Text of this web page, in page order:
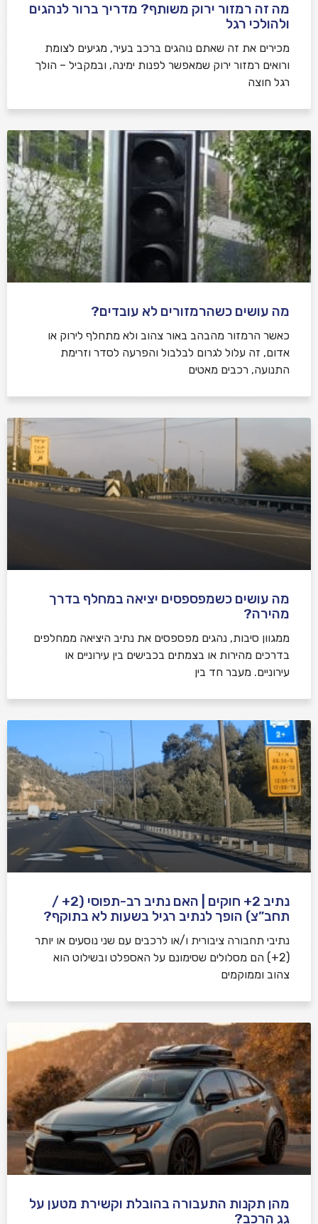
מה זה רמזור ירוק משותף? מדריך ברור לנהגים
ולהולכי רגל
מכירים את זה שאתם נוהגים ברכב בעיר, מגיעים לצומת
ורואים רמזור ירוק שמאפשר לפנות ימינה, ובמקביל – הולך
רגל חוצה
מה עושים כשהרמזורים לא עובדים?
כאשר הרמזור מהבהב באור צהוב ולא מתחלף לירוק או
אדום, זה עלול לגרום לבלבול והפרעה לסדר וזרימת
התנועה, רכבים מאטים
מה עושים כשמפספסים יציאה במחלף בדרך
מהירה?
ממגוון סיבות, נהגים מפספסים את נתיב היציאה ממחלפים
בדרכים מהירות או בצמתים בכבישים בין עירוניים או
עירוניים. מעבר חד בין
נתיב 2+ חוקים | האם נתיב רב-תפוסי (2+ /
תחב”צ) הופך לנתיב רגיל בשעות לא בתוקף?
נתיבי תחבורה ציבורית ו/או לרכבים עם שני נוסעים או יותר
(2+) הם מסלולים שסימונם על האספלט ובשילוט הוא
צהוב וממוקמים
מהן תקנות התעבורה בהובלת וקשירת מטען על
גג הרכב?